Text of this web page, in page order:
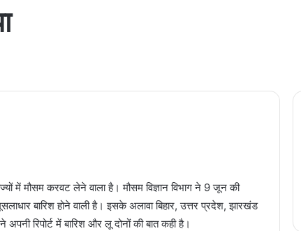
मौसम करवट लेने वाला है। मौसम विज्ञान विभाग ने 9 जून की
बारिश होने वाली है। इसके अलावा बिहार, उत्तर प्रदेश, झारखंड
रिपोर्ट में बारिश और लू दोनों की बात कही है।